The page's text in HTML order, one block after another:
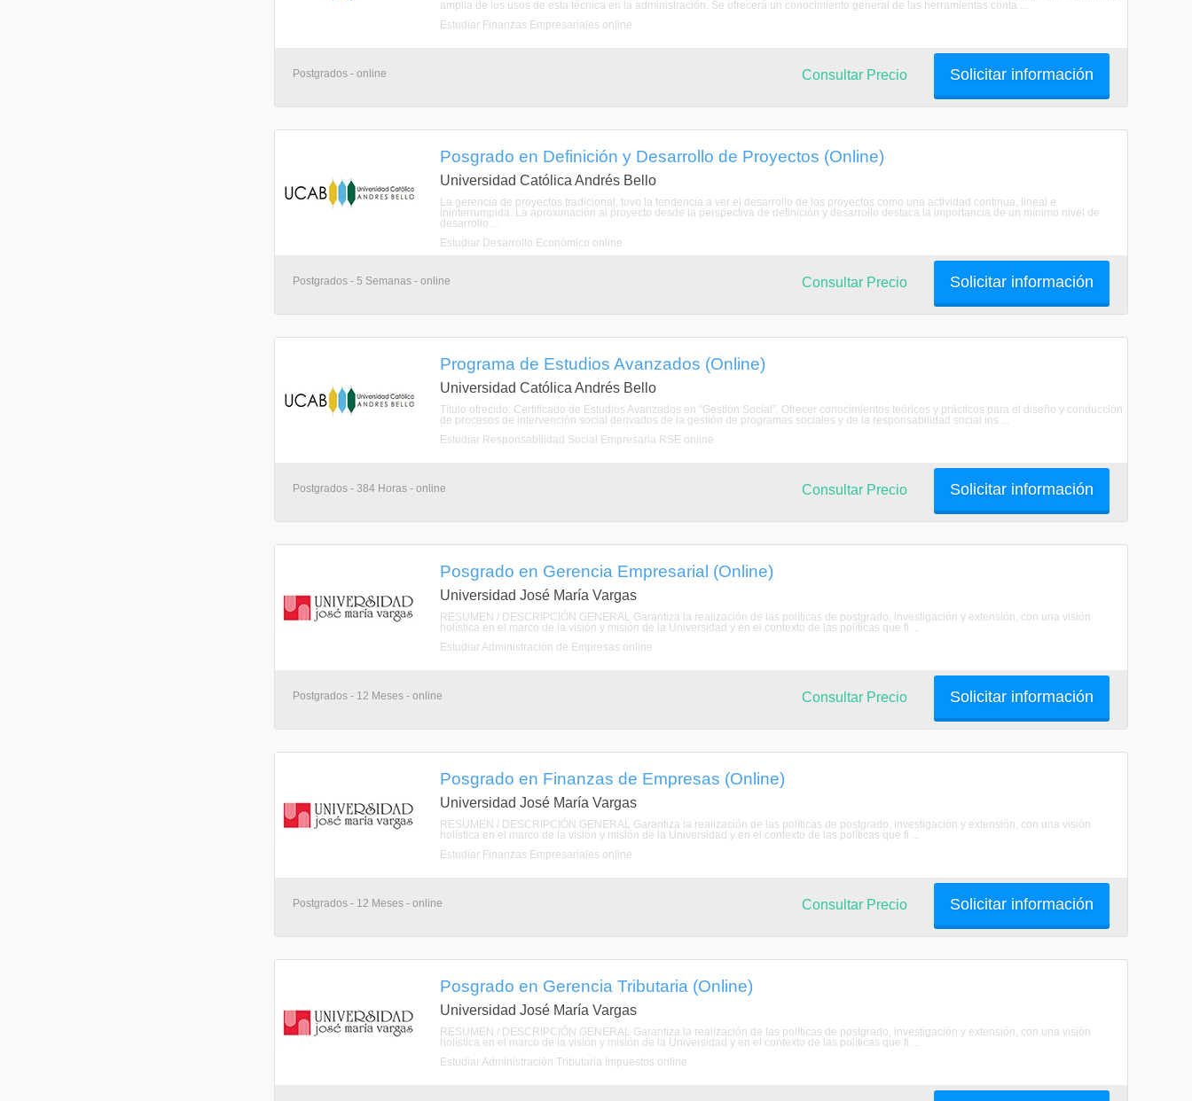
amplia de los usos de esta técnica en la administración. Se ofrecerá un conocimiento general de las herramientas conta ...
Estudiar Finanzas Empresariales online
Postgrados - online Solicitar información
Consultar Precio
Posgrado en Definición y Desarrollo de Proyectos (Online)
Universidad Católica Andrés Bello
La gerencia de proyectos tradicional, tuvo la tendencia a ver el desarrollo de los proyectos como una actividad continua, lineal e
ininterrumpida. La aproximación al proyecto desde la perspectiva de definición y desarrollo destaca la importancia de un mínimo nivel de
desarrollo ...
Estudiar Desarrollo Económico online
Postgrados - 5 Semanas - online Solicitar información
Consultar Precio
Programa de Estudios Avanzados (Online)
Universidad Católica Andrés Bello
Título ofrecido: Certificado de Estudios Avanzados en “Gestión Social”. Ofrecer conocimientos teóricos y prácticos para el diseño y conducción
de procesos de intervención social derivados de la gestión de programas sociales y de la responsabilidad social ins ...
Estudiar Responsabilidad Social Empresaria RSE online
Postgrados - 384 Horas - online Solicitar información
Consultar Precio
Posgrado en Gerencia Empresarial (Online)
Universidad José María Vargas
RESUMEN / DESCRIPCIÓN GENERAL Garantiza la realización de las políticas de postgrado, investigación y extensión, con una visión
holística en el marco de la visión y misión de la Universidad y en el contexto de las políticas que fi ...
Estudiar Administración de Empresas online
Postgrados - 12 Meses - online Solicitar información
Consultar Precio
Posgrado en Finanzas de Empresas (Online)
Universidad José María Vargas
RESUMEN / DESCRIPCIÓN GENERAL Garantiza la realización de las políticas de postgrado, investigación y extensión, con una visión
holística en el marco de la visión y misión de la Universidad y en el contexto de las políticas que fi ...
Estudiar Finanzas Empresariales online
Postgrados - 12 Meses - online Solicitar información
Consultar Precio
Posgrado en Gerencia Tributaria (Online)
Universidad José María Vargas
RESUMEN / DESCRIPCIÓN GENERAL Garantiza la realización de las políticas de postgrado, investigación y extensión, con una visión
holística en el marco de la visión y misión de la Universidad y en el contexto de las políticas que fi ...
Estudiar Administración Tributaria Impuestos online